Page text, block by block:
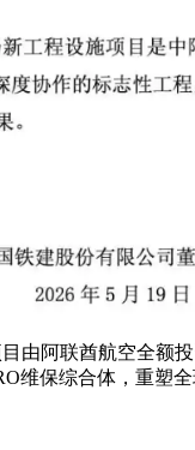
由阿联酋航空全额
维保综合体，重塑全